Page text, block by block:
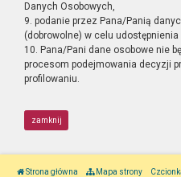
Danych Osobowych,
9. podanie przez Pana/Panią
(dobrowolne) w celu
10. Pana/Pani dane osobowe nie
procesom podejmowania decyzji
profilowaniu.
zamknij
Strona główna Mapa strony